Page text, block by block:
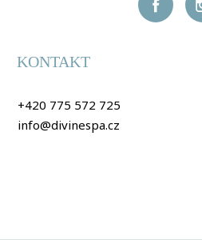
KONTAKT
+420 775 572 725
info@divinespa.cz